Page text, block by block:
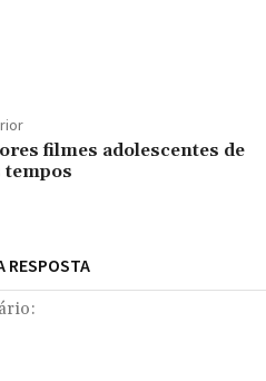
filmes adolescentes de
tempos
RESPOSTA